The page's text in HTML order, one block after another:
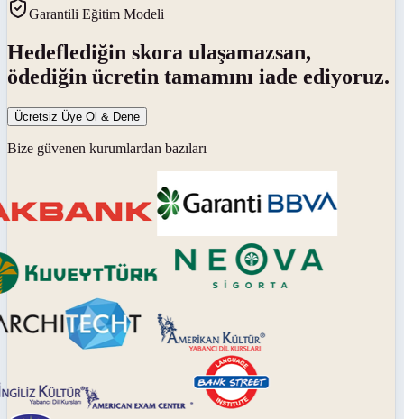
Garantili Eğitim Modeli
Hedeflediğin skora ulaşamazsan,
ödediğin ücretin tamamını iade ediyoruz.
Ücretsiz Üye Ol & Dene
Bize güvenen kurumlardan bazıları